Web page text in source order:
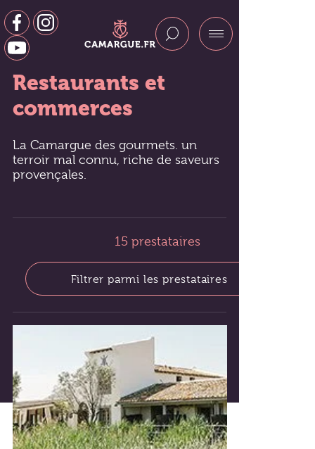
Restaurants et
commerces
La Camargue des gourmets. un
terroir mal connu, riche de saveurs
provençales.
15 prestataires
Filtrer parmi les prestataires